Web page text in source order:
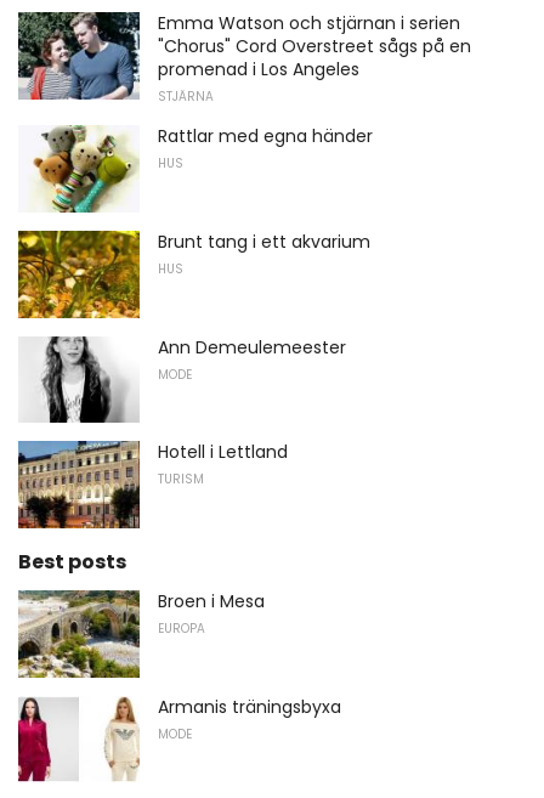
Emma Watson och stjärnan i serien
"Chorus" Cord Overstreet sågs på en
promenad i Los Angeles
STJÄRNA
Rattlar med egna händer
HUS
Brunt tang i ett akvarium
HUS
Ann Demeulemeester
MODE
Hotell i Lettland
TURISM
Best posts
Broen i Mesa
EUROPA
Armanis träningsbyxa
MODE